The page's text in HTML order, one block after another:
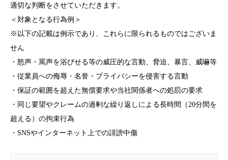
適切な判断をさせていただきます。
＜対象となる行為例＞
※以下の記載は例示であり、これらに限られるものではございま
せん
・怒声・罵声を浴びせる等の威圧的な言動、脅迫、暴言、威嚇等
・従業員への侮辱・名誉・プライバシーを侵害する言動
・保証の範囲を超えた無償要求や当社関係者への処罰の要求
・同じ要望やクレームの過剰な繰り返しによる長時間（20分間を
超える）の拘束行為
・SNSやインターネット上での誹謗中傷